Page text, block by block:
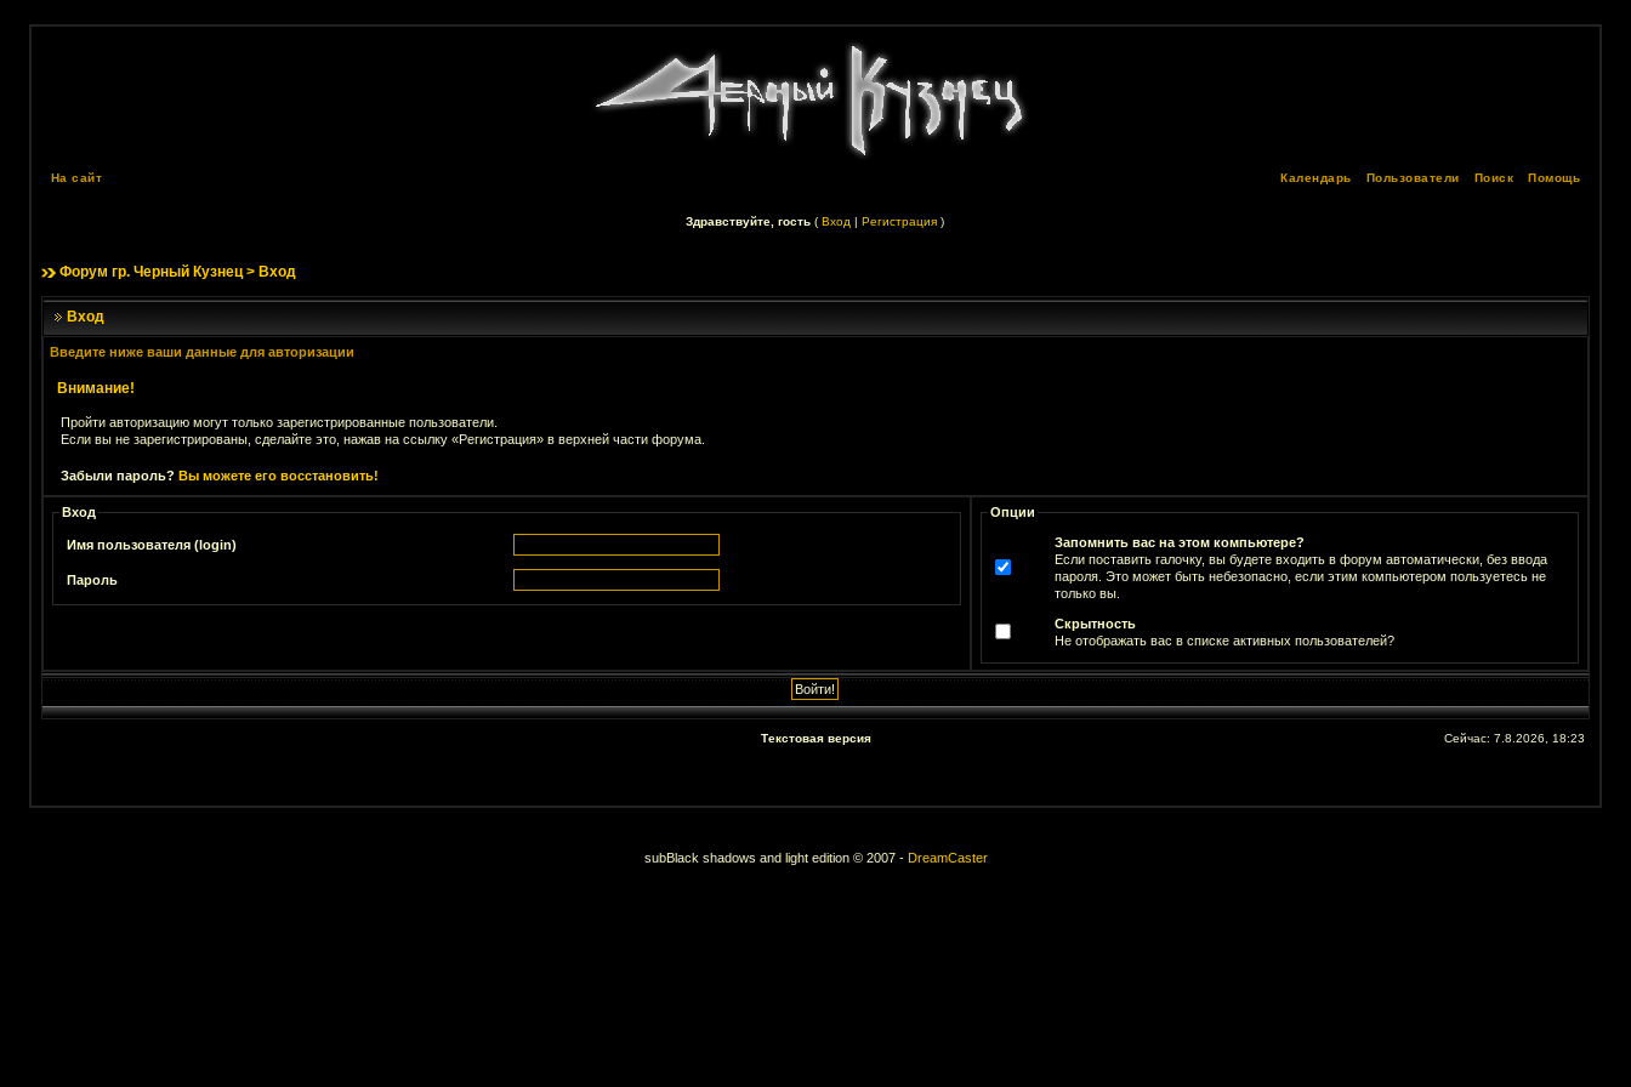
На сайт Помощь
Поиск
Пользователи
Календарь
Здравствуйте, гость (Вход |Регистрация )
Форум гр. Черный Кузнец> Вход
Вход
Введите ниже ваши данные для авторизации
Внимание!
Пройти авторизацию могут только зарегистрированные пользователи.
Если вы не зарегистрированы, сделайте это, нажав на ссылку «Регистрация» в верхней части форума.
Забыли пароль? Вы можете его восстановить!
Вход
Имя пользователя (login)
Пароль
Опции
Запомнить вас на этом компьютере?
Если поставить галочку, вы будете входить в форум автоматически, без ввода
пароля. Это может быть небезопасно, если этим компьютером пользуетесь не
только вы.
Скрытность
Не отображать вас в списке активных пользователей?
Текстовая версия Сейчас: 7.8.2026, 18:23
subBlack shadows and light edition © 2007 - DreamCaster